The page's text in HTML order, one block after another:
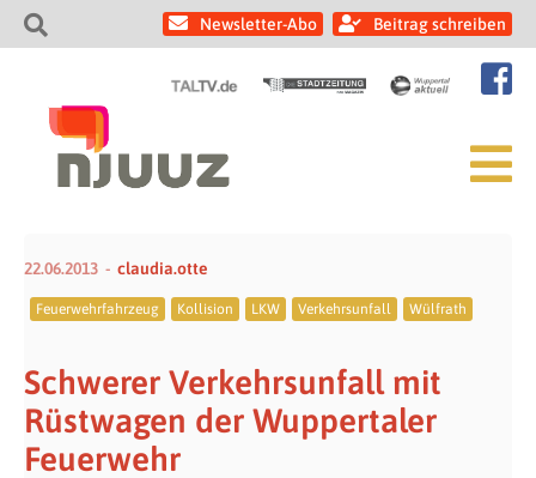
Newsletter-Abo Beitrag schreiben
22.06.2013 claudia.otte
Feuerwehrfahrzeug Kollision LKW Verkehrsunfall Wülfrath
Schwerer Verkehrsunfall mit
Rüstwagen der Wuppertaler
Feuerwehr